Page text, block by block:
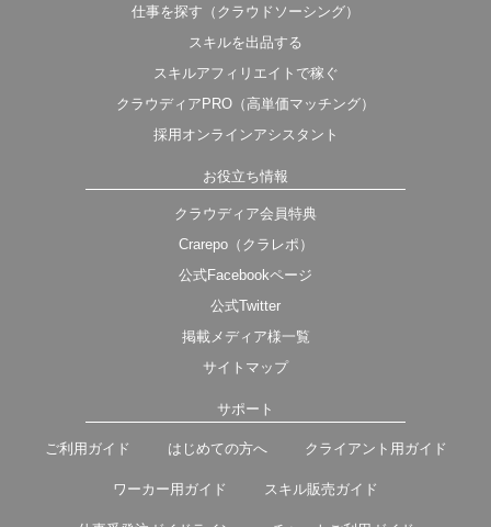
仕事を探す（クラウドソーシング）
スキルを出品する
スキルアフィリエイトで稼ぐ
クラウディアPRO（高単価マッチング）
採用オンラインアシスタント
お役立ち情報
クラウディア会員特典
Crarepo（クラレポ）
公式Facebookページ
公式Twitter
掲載メディア様一覧
サイトマップ
サポート
ご利用ガイド はじめての方へ クライアント用ガイド
ワーカー用ガイド スキル販売ガイド